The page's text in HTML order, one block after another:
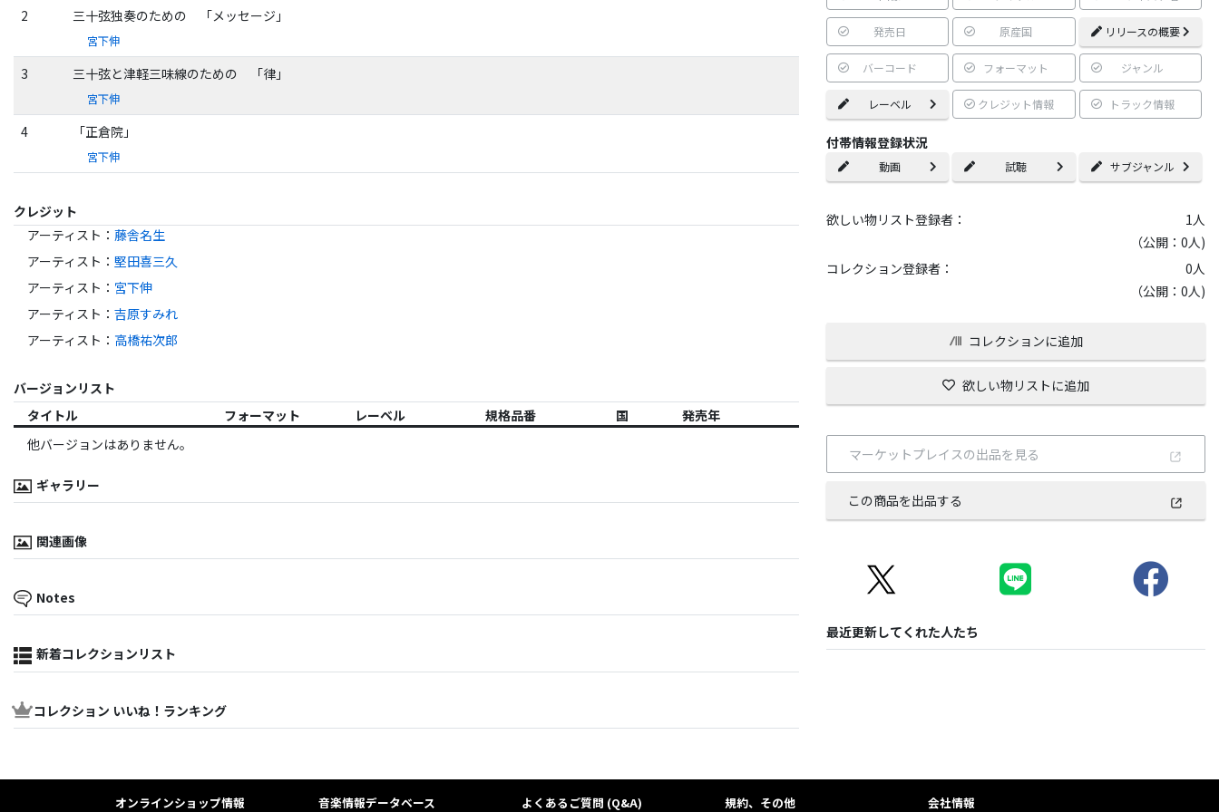
2 三十弦独奏のための 「メッセージ」
宮下伸
3 三十弦と津軽三味線のための 「律」
宮下伸
4 「正倉院」
宮下伸
クレジット
アーティスト ： 藤舎名生
アーティスト ： 堅田喜三久
アーティスト ： 宮下伸
アーティスト ： 吉原すみれ
アーティスト ： 高橋祐次郎
バージョンリスト
タイトル
フォーマット レーベル 規格品番 国
発売年
他バージョンはありません。
ギャラリー
関連画像
Notes
新着コレクションリスト
コレクション いいね！ランキング
発売日 原産国 リリースの概要
バーコード フォーマット ジャンル
レーベル クレジット情報 トラック情報
付帯情報登録状況
動画 試聴 サブジャンル
欲しい物リスト登録者： 1 人
（公開：0人)
コレクション登録者：
0人
（公開：0人)
コレクションに追加
欲しい物リストに追加
マーケットプレイスの出品を見る
この商品を出品する
最近更新してくれた人たち
オンラインショップ情報 音楽情報データベース よくあるご質問 (Q&A) 規約、その他 会社情報